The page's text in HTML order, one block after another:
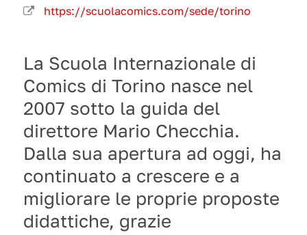
https://scuolacomics.com/sede/torino
La Scuola Internazionale di
Comics di Torino nasce nel
2007 sotto la guida del
direttore Mario Checchia.
Dalla sua apertura ad oggi, ha
continuato a crescere e a
migliorare le proprie proposte
didattiche, grazie